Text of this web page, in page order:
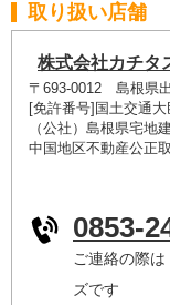
取り扱い店舗
株式会社カチ
〒693-0012 島根県
[免許番号]国土交通
（公社）島根県宅地
中国地区不動産公正
0853-
ご連絡の際
ズです